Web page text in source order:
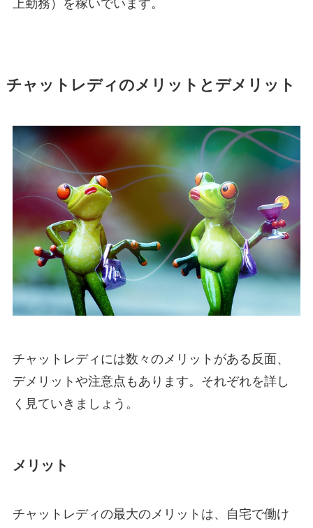
上勤務）を稼いでいます。
チャットレディのメリットとデメリット
チャットレディには数々のメリットがある反面、
デメリットや注意点もあります。それぞれを詳し
く見ていきましょう。
メリット
チャットレディの最大のメリットは、自宅で働け